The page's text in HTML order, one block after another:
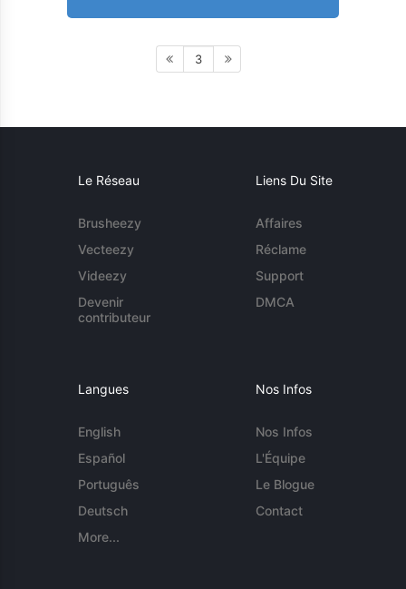
3
Le Réseau
Brusheezy
Vecteezy
Videezy
Devenir
contributeur
Liens Du Site
Affaires
Réclame
Support
DMCA
Langues
English
Español
Português
Deutsch
More...
Nos Infos
Nos Infos
L'Équipe
Le Blogue
Contact